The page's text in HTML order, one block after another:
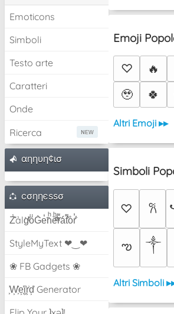
Emoticons
Simboli
Testo arte
Caratteri
Onde
Ricerca
αηηυη¢ισ
cσηηєѕѕσ
Z̾̽ảlg̀͐ͭ̽oͧG̀e̒̃nͪȅͪͫ̏̐r͌̑á͑t͌̑͛o̊r̓̐
StyleMyText ❤‿❤
❀ FB Gadgets ❀
͕͗W͕͕͗͗e͕͕͗͗i͕͕͗͗r͕͗d͕͗ Generator
Emoji
♡ 🔥
🥹
🍀
Altri Emoji ▸▸
Simboli
♡ 𐙚
ఌ ༒︎
Altri Simboli